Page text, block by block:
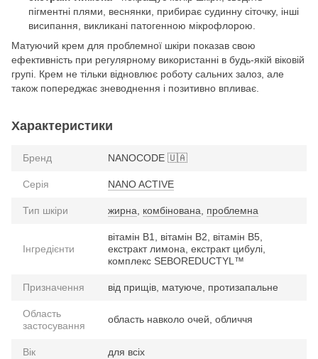
пігментні плями, веснянки, прибирає судинну сіточку, інші
висипання, викликані патогенною мікрофлорою.
Матуючий крем для проблемної шкіри показав свою
ефективність при регулярному використанні в будь-якій віковій
групі. Крем не тільки відновлює роботу сальних залоз, але
також попереджає зневоднення і позитивно впливає.
Характеристики
Бренд NANOCODE 🇺🇦
Серія NANO ACTIVE
Тип шкіри жирна, комбінована, проблемна
Інгредієнти
вітамін В1, вітамін В2, вітамін В5,
екстракт лимона, екстракт цибулі,
комплекс SEBOREDUCTYL™
Призначення від прищів, матуюче, протизапальне
Область
застосування
область навколо очей, обличчя
Вік для всіх